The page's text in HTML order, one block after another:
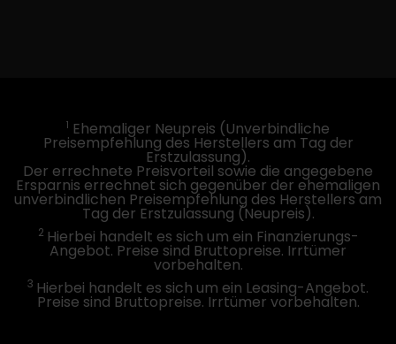
1 Ehemaliger Neupreis (Unverbindliche
Preisempfehlung des Herstellers am Tag der
Erstzulassung).
Der errechnete Preisvorteil sowie die angegebene
Ersparnis errechnet sich gegenüber der ehemaligen
unverbindlichen Preisempfehlung des Herstellers am
Tag der Erstzulassung (Neupreis).
2 Hierbei handelt es sich um ein Finanzierungs-
Angebot. Preise sind Bruttopreise. Irrtümer
vorbehalten.
3 Hierbei handelt es sich um ein Leasing-Angebot.
Preise sind Bruttopreise. Irrtümer vorbehalten.